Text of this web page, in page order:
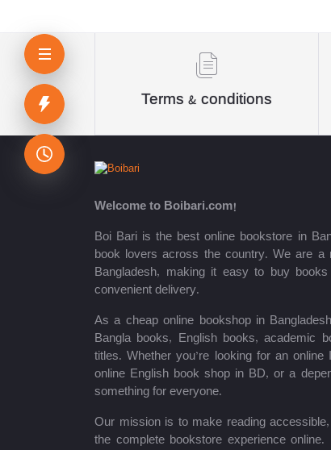
কিউএনএ পাবলিকেশন্স লেখক পরিষদ
অর্কিড সম্পাদনা পর্ষদ (সম্পাদক)
পাঞ্জেরী সম্পাদনা পর্ষদ
মফিজুল ইসলাম মিলন
রবীন্দ্রনাথ ঠাকুর
মোত্তাসিন পাহলভী
শায়খ আহমাদুল্লাহ
মোঃ খাইরুল আলম
ম্যাক্সিম গোর্কি
Terms & conditions
Welcome to Boibari.com!
Boi Bari is the best online bookstore in
book lovers across the country. We are a
Bangladesh, making it easy to buy
convenient delivery.
As a cheap online bookshop in
Bangla books, English books, academic
titles. Whether you’re looking for an
online English book shop in BD, or a
something for everyone.
Our mission is to make reading
the complete bookstore experience